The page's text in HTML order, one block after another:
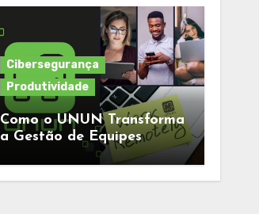
Cibersegurança
Produtividade
Como o UNUN Transforma
a Gestão de Equipes